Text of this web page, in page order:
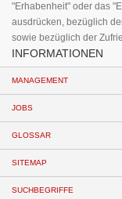
"Erhabenheit" oder das
ausdrücken, bezüglich
sowie bezüglich der
INFORMATIONEN
MANAGEMENT
JOBS
GLOSSAR
SITEMAP
SUCHBEGRIFFE